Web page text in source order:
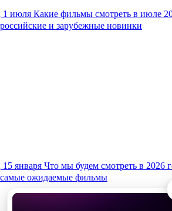
1 июля Какие фильмы смотреть в июле
российские и зарубежные новинки
15 января Что мы будем смотреть в 2026
самые ожидаемые фильмы